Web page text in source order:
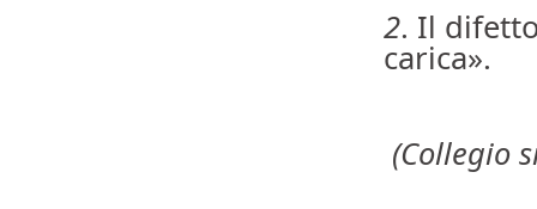
2. Il
carica».
(Collegio